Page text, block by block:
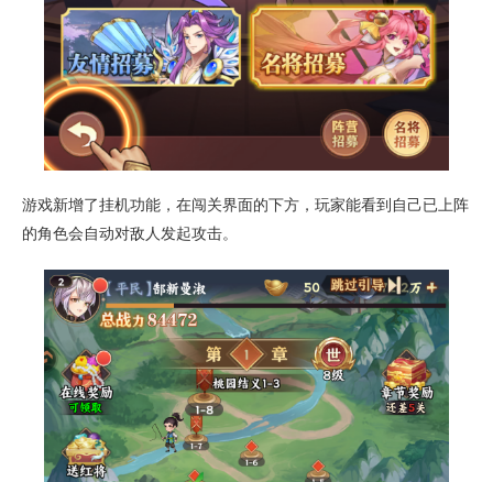
游戏新增了挂机功能，在闯关界面的下方，玩家能看到自己已上阵
的角色会自动对敌人发起攻击。